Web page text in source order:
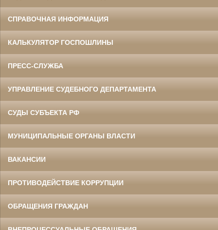
СПРАВОЧНАЯ ИНФОРМАЦИЯ
КАЛЬКУЛЯТОР ГОСПОШЛИНЫ
ПРЕСС-СЛУЖБА
УПРАВЛЕНИЕ СУДЕБНОГО ДЕПАРТАМЕНТА
СУДЫ СУБЪЕКТА РФ
МУНИЦИПАЛЬНЫЕ ОРГАНЫ ВЛАСТИ
ВАКАНСИИ
ПРОТИВОДЕЙСТВИЕ КОРРУПЦИИ
ОБРАЩЕНИЯ ГРАЖДАН